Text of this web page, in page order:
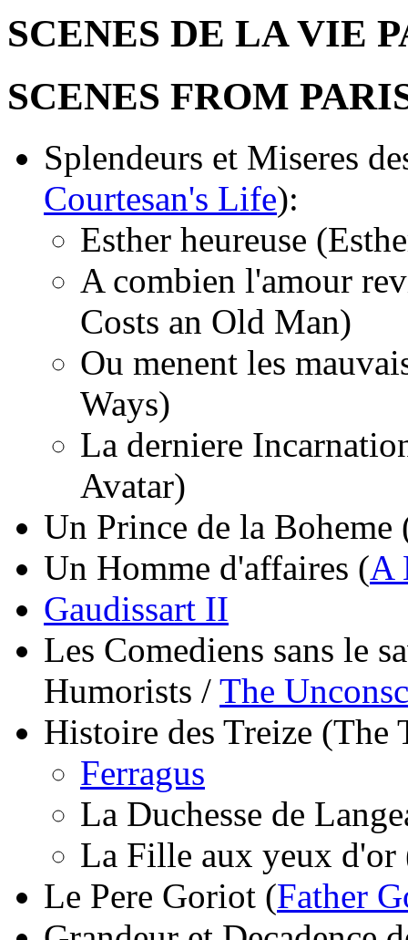
SCENES DE LA VIE
SCENES FROM
Splendeurs et Miseres
Courtesan's Life):
Esther heureuse
A combien l'amour
Costs an Old Man)
Ou menent les
Ways)
La derniere
Avatar)
Un Prince de la Boheme
Un Homme d'affaires (A
Gaudissart II
Les Comediens sans le
Humorists / The
Histoire des Treize (The
Ferragus
La Duchesse de
La Fille aux yeux d'or
Le Pere Goriot (Father